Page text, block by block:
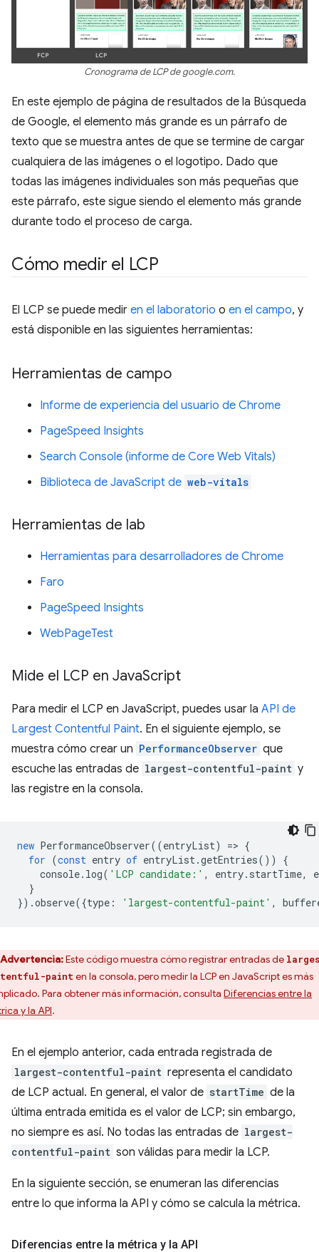
Cronograma de LCP de google.com.
En este ejemplo de página de resultados de la Búsqueda
de Google, el elemento más grande es un párrafo de
texto que se muestra antes de que se termine de cargar
cualquiera de las imágenes o el logotipo. Dado que
todas las imágenes individuales son más pequeñas que
este párrafo, este sigue siendo el elemento más grande
durante todo el proceso de carga.
Cómo medir el LCP
El LCP se puede medir en el laboratorio o en el campo, y
está disponible en las siguientes herramientas:
Herramientas de campo
Informe de experiencia del usuario de Chrome
PageSpeed Insights
Search Console (informe de Core Web Vitals)
Biblioteca de JavaScript de web-vitals
Herramientas de lab
Herramientas para desarrolladores de Chrome
Faro
PageSpeed Insights
WebPageTest
Mide el LCP en JavaScript
Para medir el LCP en JavaScript, puedes usar la API de
Largest Contentful Paint. En el siguiente ejemplo, se
muestra cómo crear un PerformanceObserver que
escuche las entradas de largest-contentful-paint y
las registre en la consola.
new PerformanceObserver((entryList) => {
for (const entry of entryList.getEntries())
{
console. log( 'LCP candidate:' , entry. startTime,
}
}).observe({type : 'largest-contentful-paint' ,
Advertencia:Este código muestra cómo registrar entradas de
paint en la consola, pero medir la LCP en JavaScript es más
Para obtener más información, consulta Diferencias entre la
y la API.
En el ejemplo anterior, cada entrada registrada de
largest-contentful-paint representa el candidato
de LCP actual. En general, el valor de startTime de la
última entrada emitida es el valor de LCP; sin embargo,
no siempre es así. No todas las entradas de largest-
contentful-paint son válidas para medir la LCP.
En la siguiente sección, se enumeran las diferencias
entre lo que informa la API y cómo se calcula la métrica.
Diferencias entre la métrica y la API